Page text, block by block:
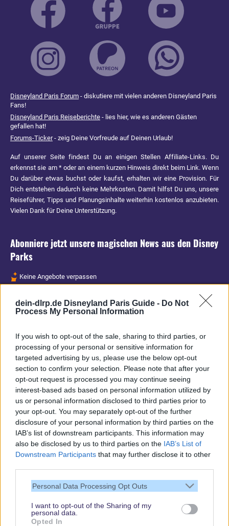
dein-dlrp.de Disneyland Paris Guide - Do Not
Process My Personal Information
If you wish to opt-out of the sale, sharing to third parties, or
processing of your personal or sensitive information for
targeted advertising by us, please use the below opt-out
section to confirm your selection. Please note that after your
opt-out request is processed you may continue seeing
interest-based ads based on personal information utilized by
us or personal information disclosed to third parties prior to
your opt-out. You may separately opt-out of the further
disclosure of your personal information by third parties on the
IAB’s list of downstream participants. This information may
also be disclosed by us to third parties on the IAB’s List of
Downstream Participants that may further disclose it to other
Personal Data Processing Opt Outs
I want to opt-out of the Sharing of my
personal data.
Opted In
Disneyland Paris Forum - diskutiere mit vielen anderen Disneyland Paris
Fans!
Disneyland Paris Reiseberichte - lies hier, wie es anderen Gästen
gefallen hat!
Forums-Ticker- zeig Deine Vorfreude auf Deinen Urlaub!
Auf unserer Seite findest Du an einigen Stellen Affiliate-Links. Du
erkennst sie am * oder an einem kurzen Hinweis direkt beim Link. Wenn
Du darüber etwas buchst oder kaufst, erhalten wir eine Provision. Für
Dich entstehen dadurch keine Mehrkosten. Damit hilfst Du uns, unsere
Reiseführer, Tipps und Planungsinhalte weiterhin kostenlos anzubieten.
Vielen Dank für Deine Unterstützung.
Abonniere jetzt unsere magischen News aus den Disney
Parks
Keine Angebote verpassen
Spannende Lesetipps
Vielen Dank,
dass Du unsere
Seite liest.
Schau regelmäßig